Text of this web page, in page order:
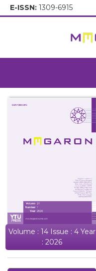
E-ISSN: 1309-6915
Volume : 14 Issue : 4 Year
: 2026